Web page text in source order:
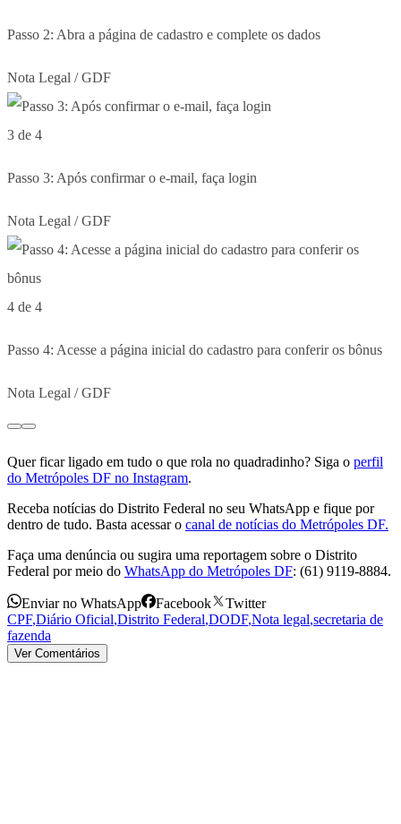
Passo 2: Abra a página de cadastro e complete os dados
Nota Legal / GDF
3 de 4
Passo 3: Após confirmar o e-mail, faça login
Nota Legal / GDF
4 de 4
Passo 4: Acesse a página inicial do cadastro para conferir os bônus
Nota Legal / GDF
Quer ficar ligado em tudo o que rola no quadradinho? Siga o perfil
do Metrópoles DF no Instagram.
Receba notícias do Distrito Federal no seu WhatsApp e fique por
dentro de tudo. Basta acessar o canal de notícias do Metrópoles DF.
Faça uma denúncia ou sugira uma reportagem sobre o Distrito
Federal por meio do WhatsApp do Metrópoles DF: (61) 9119-8884.
Enviar no WhatsApp Facebook
Twitter
CPF,Diário Oficial,Distrito Federal,DODF,Nota legal,secretaria de
fazenda
Ver Comentários